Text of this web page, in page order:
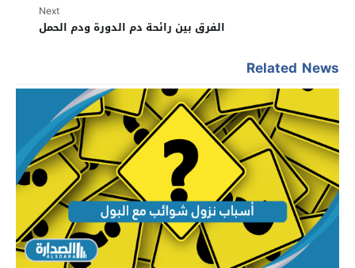
Next
الفرق بين رائحة دم الدورة ودم الحمل
Related News